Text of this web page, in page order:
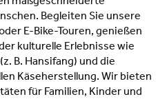
Begleiten Sie unsere
E-Bike-Touren, genießen
kulturelle Erlebnisse wie
B. Hansifang) und die
Käseherstellung. Wir bieten
für Familien, Kinder und